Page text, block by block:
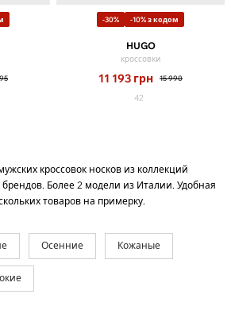
-30% -10% з кодом
HUGO
кроссовки
11 193 грн 15 990
42
кроссовок носков из коллекций
Более 2 модели из Италии. Удобная
товаров на примерку.
Осенние Кожаные